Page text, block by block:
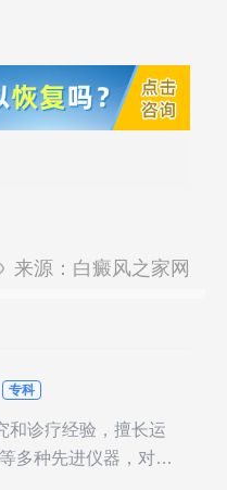
来源： 白癜风之家网
专科
和诊疗经验，擅长运
多种先进仪器，对不